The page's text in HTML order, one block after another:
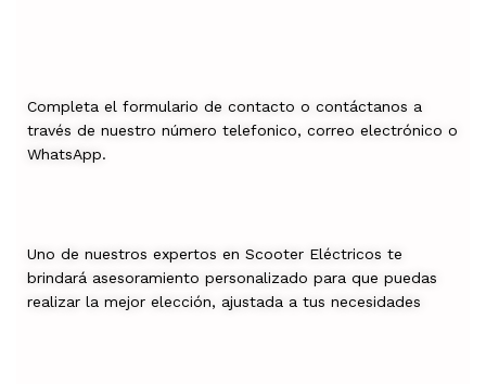
Completa el formulario de contacto o contáctanos a
través de nuestro número telefonico, correo electrónico o
WhatsApp.
Uno de nuestros expertos en Scooter Eléctricos te
brindará asesoramiento personalizado para que puedas
realizar la mejor elección, ajustada a tus necesidades